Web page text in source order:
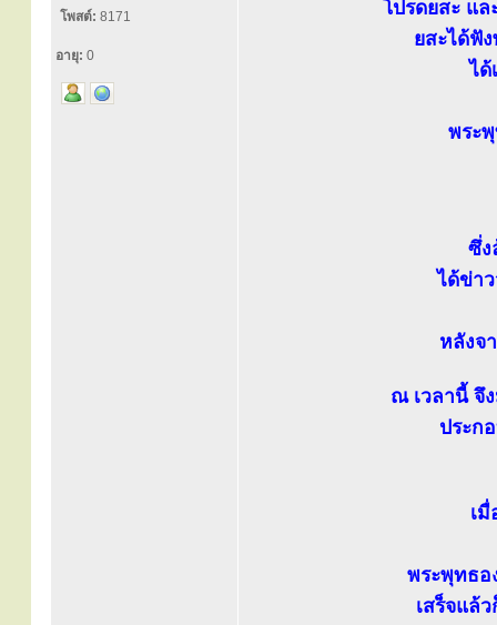
โพสต์: 8171
อายุ: 0
โปรดยสะ แล
ยสะได้ฟั
ได้
พระ
ซึ่ง
ได้ข่า
หลังจ
ณ เวลานี้ จึ
ประก
เ
พระพุทธอ
เสร็จแล้